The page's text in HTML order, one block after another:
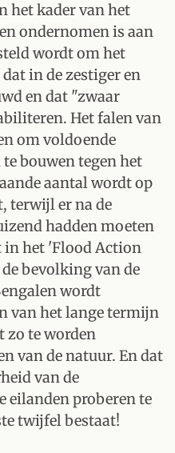
het kader van het
ondernomen is aan
wordt om het
in de zestiger en
en dat "zwaar
Het falen van
om voldoende
bouwen tegen het
aantal wordt op
terwijl er na de
hadden moeten
het 'Flood Action
bevolking van de
wordt
van het lange termijn
zo te worden
van de natuur. En dat
van de
eilanden proberen te
twijfel bestaat!